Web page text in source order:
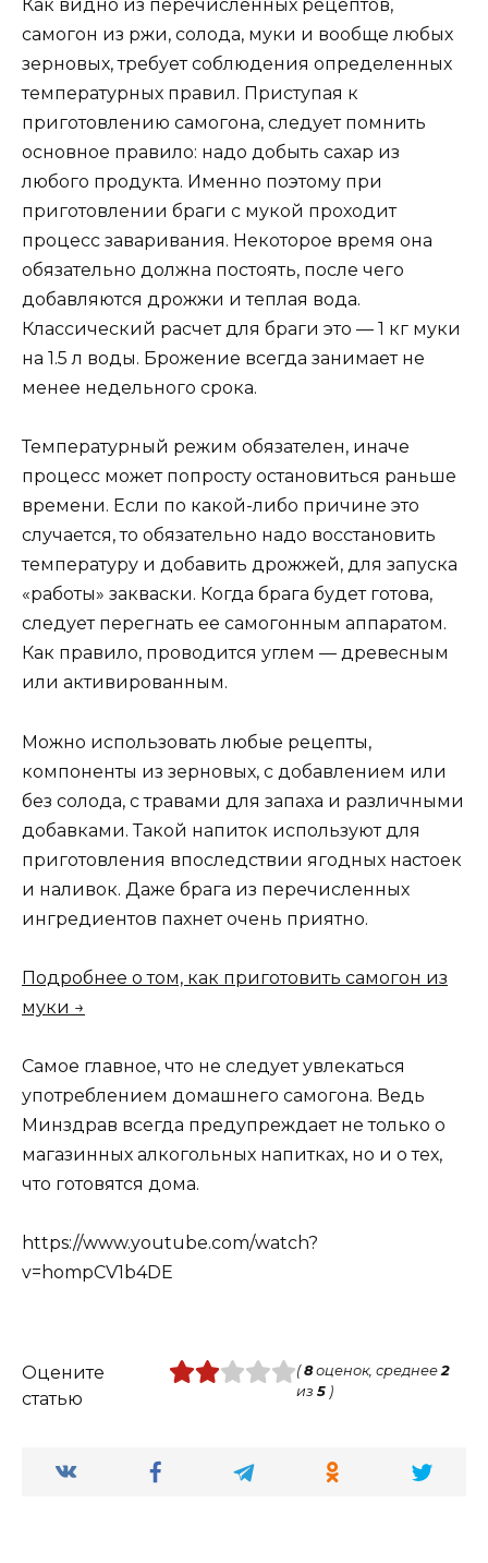
Как видно из перечисленных рецептов,
самогон из ржи, солода, муки и вообще любых
зерновых, требует соблюдения определенных
температурных правил. Приступая к
приготовлению самогона, следует помнить
основное правило: надо добыть сахар из
любого продукта. Именно поэтому при
приготовлении браги с мукой проходит
процесс заваривания. Некоторое время она
обязательно должна постоять, после чего
добавляются дрожжи и теплая вода.
Классический расчет для браги это — 1 кг муки
на 1.5 л воды. Брожение всегда занимает не
менее недельного срока.
Температурный режим обязателен, иначе
процесс может попросту остановиться раньше
времени. Если по какой-либо причине это
случается, то обязательно надо восстановить
температуру и добавить дрожжей, для запуска
«работы» закваски. Когда брага будет готова,
следует перегнать ее самогонным аппаратом.
Как правило, проводится углем — древесным
или активированным.
Можно использовать любые рецепты,
компоненты из зерновых, с добавлением или
без солода, с травами для запаха и различными
добавками. Такой напиток используют для
приготовления впоследствии ягодных настоек
и наливок. Даже брага из перечисленных
ингредиентов пахнет очень приятно.
Подробнее о том, как приготовить самогон из
муки →
Самое главное, что не следует увлекаться
употреблением домашнего самогона. Ведь
Минздрав всегда предупреждает не только о
магазинных алкогольных напитках, но и о тех,
что готовятся дома.
https://www.youtube.com/watch?
v=hompCV1b4DE
Оцените
статью
(8оценок, среднее2
из5 )